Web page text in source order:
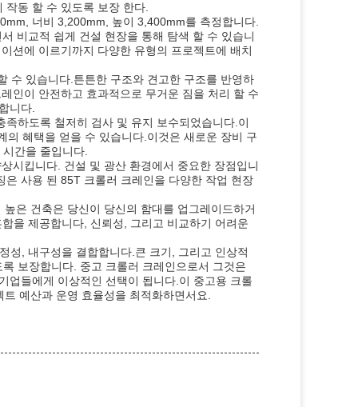
동 할 수 있도록 보장 한다.
너비 3,200mm, 높이 3,400mm를 측정합니다.
비교적 쉽게 건설 현장을 통해 탐색 할 수 있습니
션에 이르기까지 다양한 유형의 프로젝트에 배치
수 있습니다.튼튼한 구조와 견고한 구조를 반영하
인이 안전하고 효과적으로 무거운 짐을 처리 할 수
니다.
하도록 철저히 검사 및 유지 보수되었습니다.이
혜택을 얻을 수 있습니다.이것은 새로운 장비 구
간을 줄입니다.
시킵니다. 건설 및 광산 환경에서 중요한 장점입니
사용 된 85T 크롤러 크레인을 다양한 작업 현장
은 건축은 당신이 당신의 함대를 업그레이드하거
을 제공합니다, 신뢰성, 그리고 비교하기 어려운
성, 내구성을 결합합니다.큰 크기, 그리고 인상적
보장합니다. 중고 크롤러 크레인으로서 그것은
업들에게 이상적인 선택이 됩니다.이 중고용 크롤
예산과 운영 효율성을 최적화하면서요.